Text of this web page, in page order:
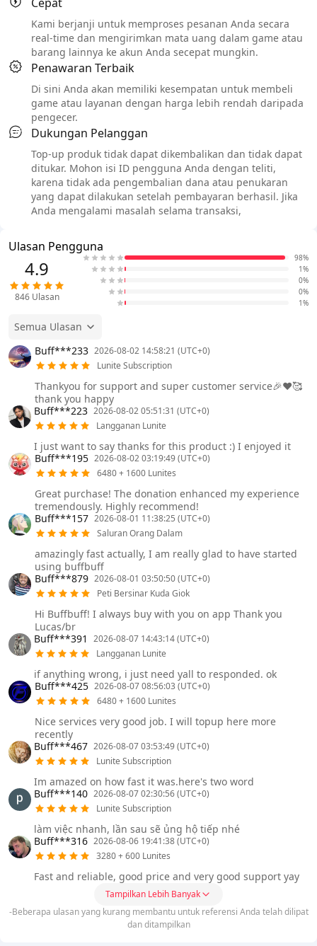
Kami berjanji untuk memproses pesanan Anda secara
real-time dan mengirimkan mata uang dalam game atau
barang lainnya ke akun Anda secepat mungkin.
Penawaran Terbaik
Di sini Anda akan memiliki kesempatan untuk membeli
game atau layanan dengan harga lebih rendah daripada
pengecer.
Dukungan Pelanggan
Top-up produk tidak dapat dikembalikan dan tidak dapat
ditukar. Mohon isi ID pengguna Anda dengan teliti,
karena tidak ada pengembalian dana atau penukaran
yang dapat dilakukan setelah pembayaran berhasil. Jika
Anda mengalami masalah selama transaksi,
Ulasan Pengguna
4.9
846Ulasan
98%
1%
0%
0%
1%
Semua Ulasan
Buff***233 2026-08-02 14:58:21 (UTC+0)
Lunite Subscription
Thankyou for support and super customer service🎉❤️🥰
thank you happy
Buff***223 2026-08-02 05:51:31 (UTC+0)
Langganan Lunite
I just want to say thanks for this product :) I enjoyed it
Buff***195 2026-08-02 03:19:49 (UTC+0)
6480 + 1600 Lunites
Great purchase! The donation enhanced my experience
tremendously. Highly recommend!
Buff***157 2026-08-01 11:38:25 (UTC+0)
Saluran Orang Dalam
amazingly fast actually, I am really glad to have started
using buffbuff
Buff***879 2026-08-01 03:50:50 (UTC+0)
Peti Bersinar Kuda Giok
Hi Buffbuff! I always buy with you on app Thank you
Lucas/br
Buff***391
2026-08-07 14:43:14 (UTC+0)
Langganan Lunite
if anything wrong, i just need yall to responded. ok
Buff***425 2026-08-07 08:56:03 (UTC+0)
6480 + 1600 Lunites
Nice services very good job. I will topup here more
recently
Buff***467 2026-08-07 03:53:49 (UTC+0)
Lunite Subscription
Im amazed on how fast it was.here's two word
Buff***140 2026-08-07 02:30:56 (UTC+0)
Lunite Subscription
làm việc nhanh, lần sau sẽ ủng hộ tiếp nhé
Buff***316 2026-08-06 19:41:38 (UTC+0)
3280 + 600 Lunites
Fast and reliable, good price and very good support yay
Tampilkan Lebih Banyak
-Beberapa ulasan yang kurang membantu untuk referensi Anda telah dilipat
dan ditampilkan